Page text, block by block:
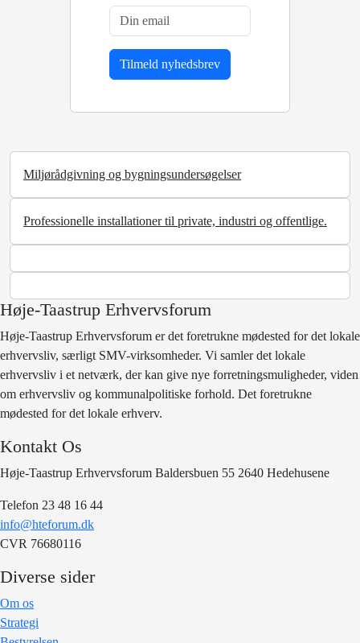
Miljørådgivning og bygningsundersøgelser
Professionelle installationer til private, industri og offentlige.
Høje-Taastrup Erhvervsforum
Høje-Taastrup Erhvervsforum er det foretrukne mødested for det lokale
erhvervsliv, særligt SMV-virksomheder. Vi samler det lokale
erhvervsliv i et netværk, der kan give nye forretningsmuligheder, viden
om erhvervsliv og kommunalpolitiske forhold. Det foretrukne
mødested for det lokale erhverv.
Kontakt Os
Høje-Taastrup Erhvervsforum Baldersbuen 55 2640 Hedehusene
Telefon 23 48 16 44
info@hteforum.dk
CVR 76680116
Diverse sider
Om os
Strategi